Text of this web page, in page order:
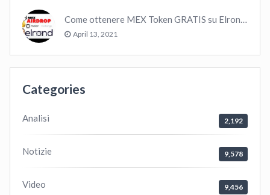
April 13, 2021
Categories
Analisi 2,192
Notizie 9,578
Video 9,456